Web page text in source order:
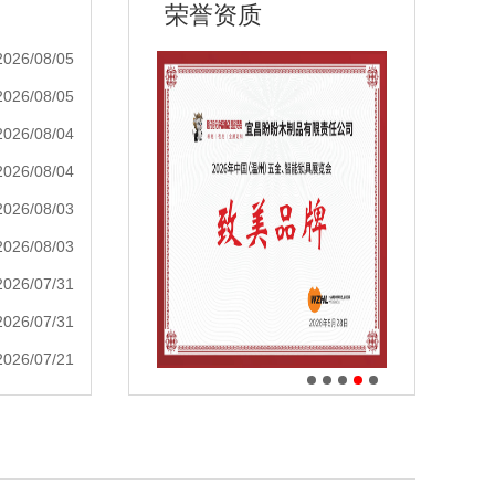
08/05
08/05
08/04
08/04
08/03
08/03
07/31
07/31
07/21
荣誉资质